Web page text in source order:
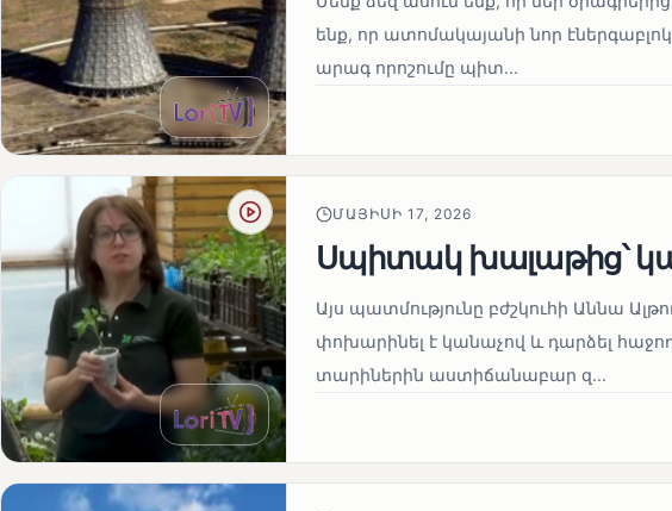
ենք, որ ատոմակայանի նոր
արագ որոշումը պիտ...
ՄԱՅԻՍԻ 17, 2026
Սպիտակ խալաթից՝
Այս պատմությունը բժշկուհի Աննա
փոխարինել է կանաչով և դարձել
տարիներին աստիճանաբար զ...